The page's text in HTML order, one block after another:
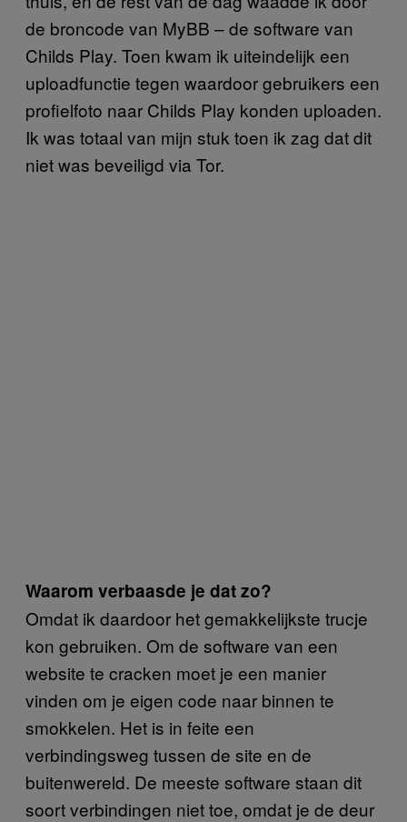
de broncode van MyBB – de software van
Childs Play. Toen kwam ik uiteindelijk een
uploadfunctie tegen waardoor gebruikers een
profielfoto naar Childs Play konden uploaden.
Ik was totaal van mijn stuk toen ik zag dat dit
niet was beveiligd via Tor.
Waarom verbaasde je dat zo?
Omdat ik daardoor het gemakkelijkste trucje
kon gebruiken. Om de software van een
website te cracken moet je een manier
vinden om je eigen code naar binnen te
smokkelen. Het is in feite een
verbindingsweg tussen de site en de
buitenwereld. De meeste software staan dit
soort verbindingen niet toe, omdat je de deur